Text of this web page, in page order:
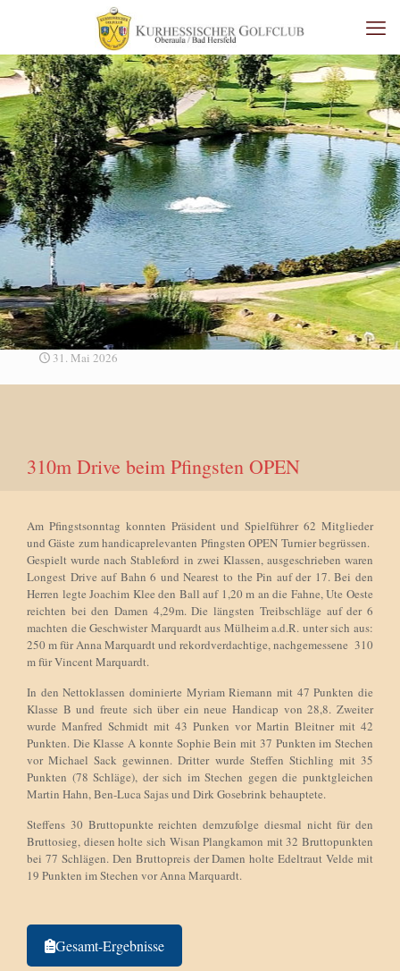
31. Mai 2026
310m Drive beim Pfingsten OPEN
Am Pfingstsonntag konnten Präsident und Spielführer 62 Mitglieder
und Gäste zum handicaprelevanten Pfingsten OPEN Turnier begrüssen.
Gespielt wurde nach Stableford in zwei Klassen, ausgeschrieben waren
Longest Drive auf Bahn 6 und Nearest to the Pin auf der 17. Bei den
Herren legte Joachim Klee den Ball auf 1,20 m an die Fahne, Ute Oeste
reichten bei den Damen 4,29m. Die längsten Treibschläge auf der 6
machten die Geschwister Marquardt aus Mülheim a.d.R. unter sich aus:
250 m für Anna Marquardt und rekordverdachtige, nachgemessene 310
m für Vincent Marquardt.
In den Nettoklassen dominierte Myriam Riemann mit 47 Punkten die
Klasse B und freute sich über ein neue Handicap von 28,8. Zweiter
wurde Manfred Schmidt mit 43 Punken vor Martin Bleitner mit 42
Punkten. Die Klasse A konnte Sophie Bein mit 37 Punkten im Stechen
vor Michael Sack gewinnen. Dritter wurde Steffen Stichling mit 35
Punkten (78 Schläge), der sich im Stechen gegen die punktgleichen
Martin Hahn, Ben-Luca Sajas und Dirk Gosebrink behauptete.
Steffens 30 Bruttopunkte reichten demzufolge diesmal nicht für den
Bruttosieg, diesen holte sich Wisan Plangkamon mit 32 Bruttopunkten
bei 77 Schlägen. Den Bruttopreis der Damen holte Edeltraut Velde mit
19 Punkten im Stechen vor Anna Marquardt.
Gesamt-Ergebnisse